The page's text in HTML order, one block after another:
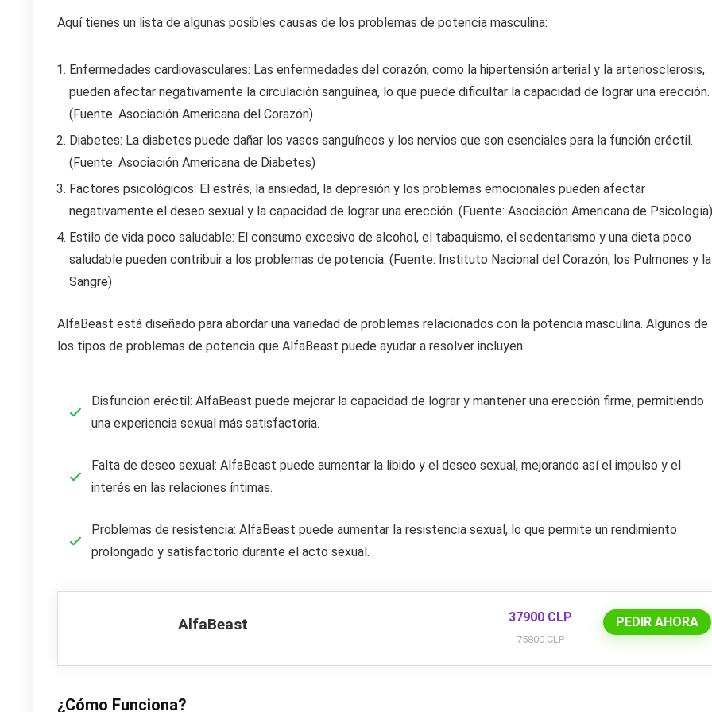
Aquí tienes un lista de algunas posibles causas de los problemas de potencia masculina:
Enfermedades cardiovasculares: Las enfermedades del corazón, como la hipertensión arterial y la arteriosclerosis,
pueden afectar negativamente la circulación sanguínea, lo que puede dificultar la capacidad de lograr una erección.
(Fuente: Asociación Americana del Corazón)
Diabetes: La diabetes puede dañar los vasos sanguíneos y los nervios que son esenciales para la función eréctil.
(Fuente: Asociación Americana de Diabetes)
Factores psicológicos: El estrés, la ansiedad, la depresión y los problemas emocionales pueden afectar
negativamente el deseo sexual y la capacidad de lograr una erección. (Fuente: Asociación Americana de Psicología)
Estilo de vida poco saludable: El consumo excesivo de alcohol, el tabaquismo, el sedentarismo y una dieta poco
saludable pueden contribuir a los problemas de potencia. (Fuente: Instituto Nacional del Corazón, los Pulmones y la
Sangre)
AlfaBeast está diseñado para abordar una variedad de problemas relacionados con la potencia masculina. Algunos de
los tipos de problemas de potencia que AlfaBeast puede ayudar a resolver incluyen:
Disfunción eréctil: AlfaBeast puede mejorar la capacidad de lograr y mantener una erección firme, permitiendo
una experiencia sexual más satisfactoria.
Falta de deseo sexual: AlfaBeast puede aumentar la libido y el deseo sexual, mejorando así el impulso y el
interés en las relaciones íntimas.
Problemas de resistencia: AlfaBeast puede aumentar la resistencia sexual, lo que permite un rendimiento
prolongado y satisfactorio durante el acto sexual.
AlfaBeast 37900 CLP
75800 CLP
PEDIR AHORA
¿Cómo Funciona?